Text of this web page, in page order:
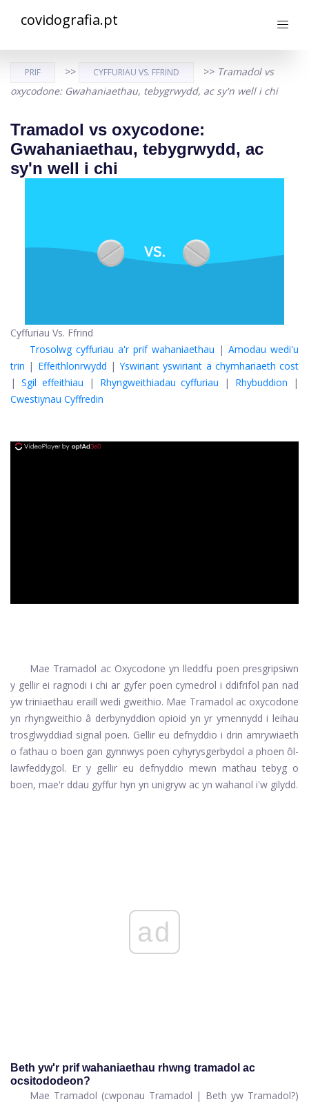
covidografia.pt
PRIF >> CYFFURIAU VS. FFRIND >> Tramadol vs
oxycodone: Gwahaniaethau, tebygrwydd, ac sy'n well i chi
Tramadol vs oxycodone:
Gwahaniaethau, tebygrwydd, ac
sy'n well i chi
Cyffuriau Vs. Ffrind
Trosolwg cyffuriau a'r prif wahaniaethau | Amodau wedi'u
trin | Effeithlonrwydd | Yswiriant yswiriant a chymhariaeth cost
| Sgil effeithiau | Rhyngweithiadau cyffuriau | Rhybuddion |
Cwestiynau Cyffredin
Mae Tramadol ac Oxycodone yn lleddfu poen presgripsiwn
y gellir ei ragnodi i chi ar gyfer poen cymedrol i ddifrifol pan nad
yw triniaethau eraill wedi gweithio. Mae Tramadol ac oxycodone
yn rhyngweithio â derbynyddion opioid yn yr ymennydd i leihau
trosglwyddiad signal poen. Gellir eu defnyddio i drin amrywiaeth
o fathau o boen gan gynnwys poen cyhyrysgerbydol a phoen ôl-
lawfeddygol. Er y gellir eu defnyddio mewn mathau tebyg o
boen, mae'r ddau gyffur hyn yn unigryw ac yn wahanol i'w gilydd.
ad
Beth yw'r prif wahaniaethau rhwng tramadol ac
ocsitododeon?
Mae Tramadol (cwponau Tramadol | Beth yw Tramadol?)